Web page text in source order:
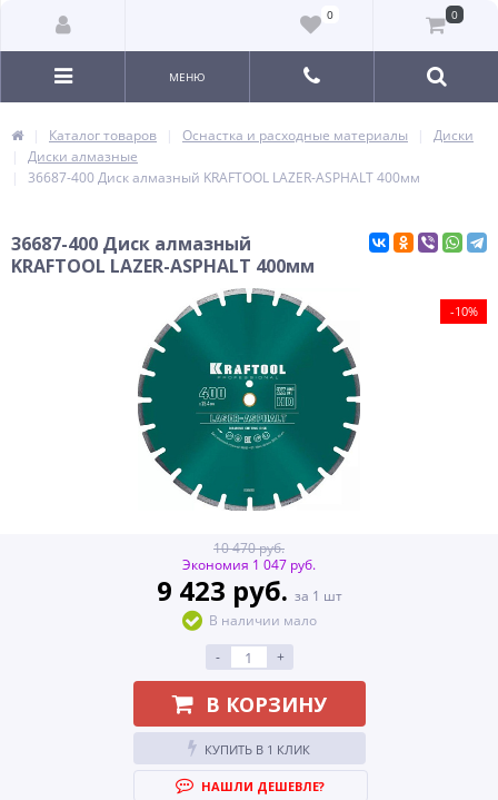
0 0
МЕНЮ
Каталог товаров Оснастка и расходные материалы
Диски
Диски алмазные
36687-400 Диск алмазный KRAFTOOL LAZER-ASPHALT 400мм
36687-400 Диск алмазный
KRAFTOOL LAZER-ASPHALT 400мм
-10%
10 470 руб.
Экономия 1 047 руб.
9 423 руб. за 1 шт
В наличии мало
-
+
В КОРЗИНУ
КУПИТЬ В 1 КЛИК
НАШЛИ ДЕШЕВЛЕ?